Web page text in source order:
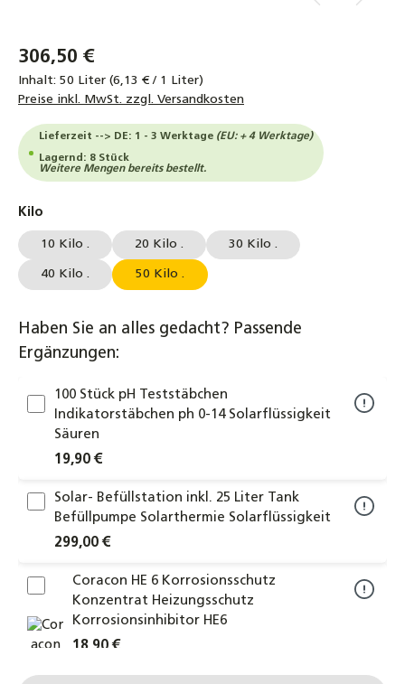
306,50 €
Inhalt: 50 Liter (6,13 € / 1 Liter)
Preise inkl. MwSt. zzgl. Versandkosten
Lieferzeit --> DE: 1 - 3 Werktage (EU: + 4 Werktage)
Lagernd: 8 Stück
Weitere Mengen bereits bestellt.
Kilo
10 Kilo . 20 Kilo . 30 Kilo .
40 Kilo . 50 Kilo .
Haben Sie an alles gedacht? Passende
Ergänzungen:
100 Stück pH Teststäbchen
Indikatorstäbchen ph 0-14 Solarflüssigkeit
Säuren
19,90 €
Solar- Befüllstation inkl. 25 Liter Tank
Befüllpumpe Solarthermie Solarflüssigkeit
299,00 €
Coracon HE 6 Korrosionsschutz
Konzentrat Heizungsschutz
Korrosionsinhibitor HE6
18,90 €